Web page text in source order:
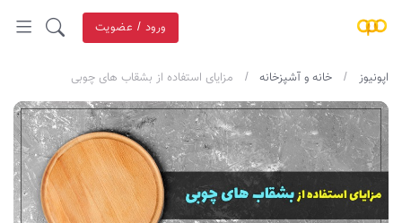
ورود / عضویت
اپونیوز خانه و آشپزخانه مزایای استفاده از بشقاب های چوبی